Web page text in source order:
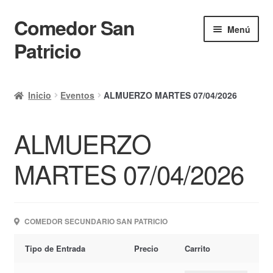
Ir
a
la
Ir
al
contenido
Comedor San
Patricio
Menú
Calendario
Mi cuenta
Ayuda Rapida
Finalizar compra
Inicio Eventos ALMUERZO MARTES 07/04/2026
ALMUERZO
MARTES 07/04/2026
COMEDOR SECUNDARIO SAN PATRICIO
Tipo de Entrada Precio Carrito